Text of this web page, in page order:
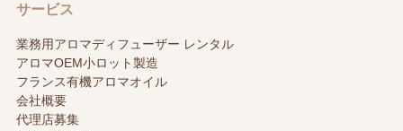
サービス
業務用アロマディフューザー レンタル
アロマOEM小ロット製造
フランス有機アロマオイル
会社概要
代理店募集